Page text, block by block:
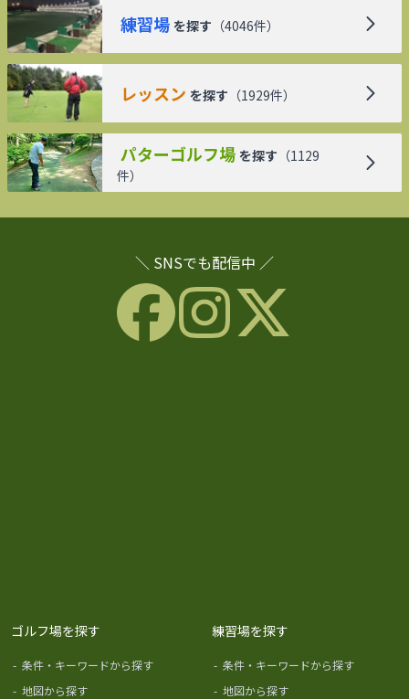
練習場 を探す （4046件）
レッスン を探す （1929件）
パターゴルフ場 を探す （1129
件）
＼ SNSでも配信中 ／
ゴルフ場を探す
- 条件・キーワードから探す
- 地図から探す
練習場を探す
- 条件・キーワードから探す
- 地図から探す